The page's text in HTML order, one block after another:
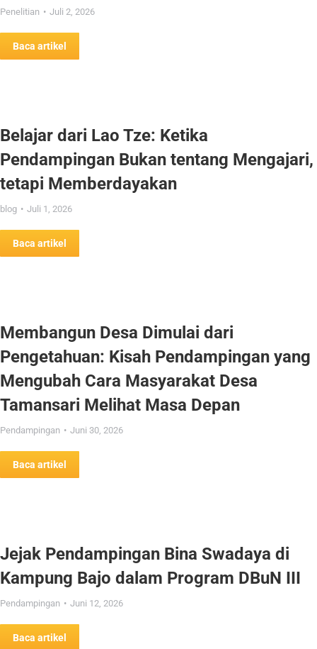
Penelitian Juli 2, 2026
Baca artikel
Belajar dari Lao Tze: Ketika
Pendampingan Bukan tentang Mengajari,
tetapi Memberdayakan
blog Juli 1, 2026
Baca artikel
Membangun Desa Dimulai dari
Pengetahuan: Kisah Pendampingan yang
Mengubah Cara Masyarakat Desa
Tamansari Melihat Masa Depan
Pendampingan Juni 30, 2026
Baca artikel
Jejak Pendampingan Bina Swadaya di
Kampung Bajo dalam Program DBuN III
Pendampingan Juni 12, 2026
Baca artikel